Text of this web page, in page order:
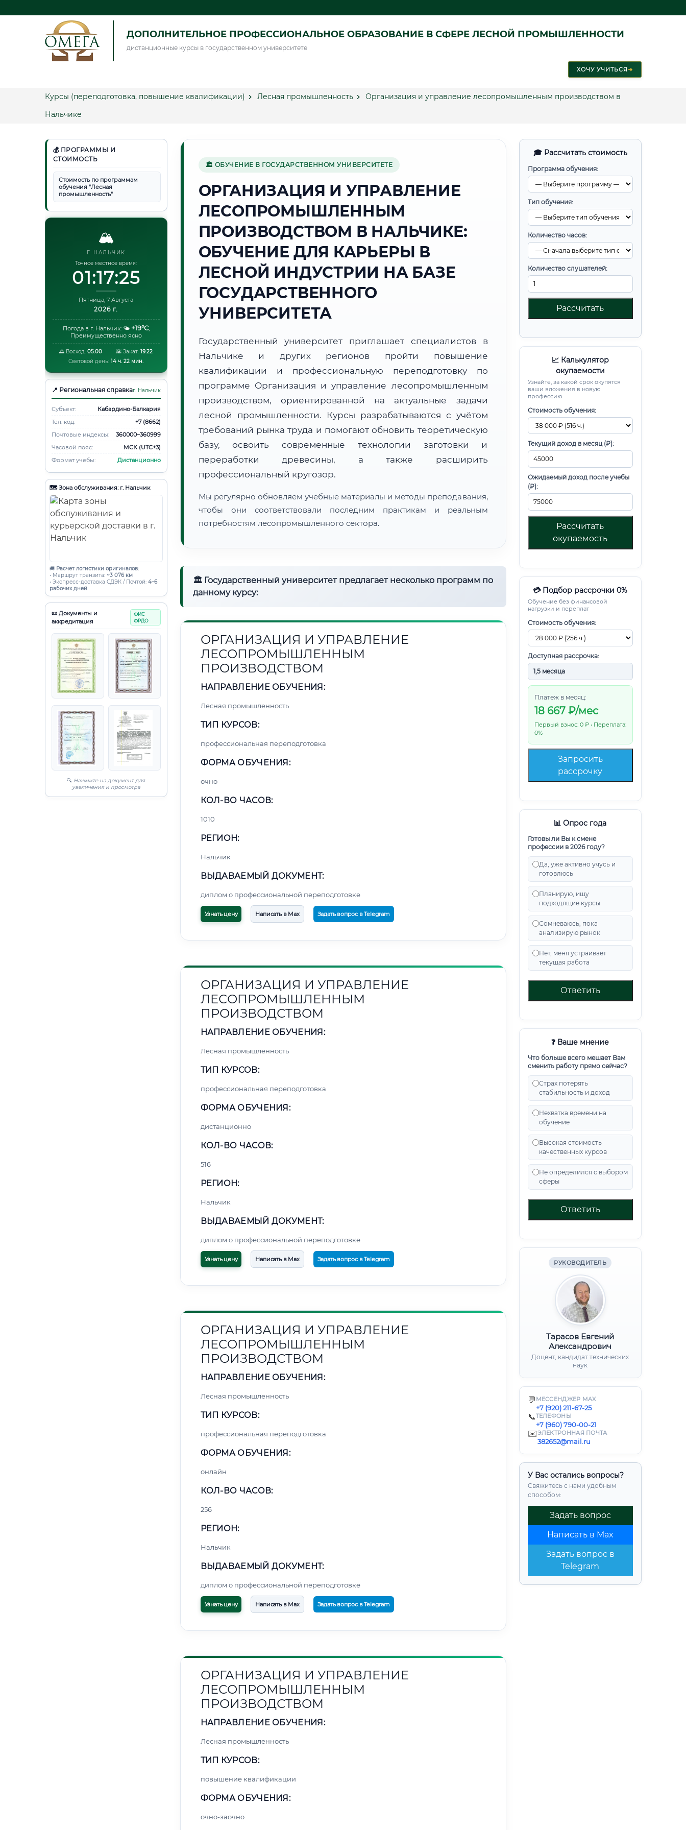
ДОПОЛНИТЕЛЬНОЕ ПРОФЕССИОНАЛЬНОЕ ОБРАЗОВАНИЕ В СФЕРЕ ЛЕСНОЙ ПРОМЫШЛЕННОСТИ
дистанционные курсы в государственном университете
ХОЧУ УЧИТЬСЯ➜
Курсы (переподготовка, повышение квалификации) Лесная промышленность
Организация и управление лесопромышленным производством в
Нальчике
💰 ПРОГРАММЫ И
СТОИМОСТЬ
Стоимость по программам
обучения "Лесная
промышленность"
🏔️
Г. НАЛЬЧИК
Точное местное время:
01:17:26
Пятница, 7 Августа
2026 г.
Погода в г. Нальчик: 🌤️ +19°C,
Преимущественно ясно
🌅 Восход:05:00 🌇 Закат: 19:22
Световой день: 14 ч. 22 мин.
📍 Региональная справкаг. Нальчик
Субъект:
Кабардино-Балкария
Тел. код:
+7 (8662)
Почтовые индексы:
360000–360999
Часовой пояс:
МСК (UTC+3)
Формат учебы:
Дистанционно
🗺️ Зона обслуживания: г. Нальчик
🚚 Расчет логистики оригиналов:
• Маршрут транзита: ~3 076 км
• Экспресс-доставка СДЭК / Почтой: 4–6
рабочих дней
📜 Документы и
аккредитация
ФИС
ФРДО
🔍 Нажмите на документ для
увеличения и просмотра
🎓 Рассчитать стоимость
Программа обучения:
Тип обучения:
Количество часов:
Количество слушателей:
Рассчитать
📈 Калькулятор
окупаемости
Узнайте, за какой срок окупятся
ваши вложения в новую
профессию
Стоимость обучения:
Текущий доход в месяц (₽):
Ожидаемый доход после учебы
(₽):
Рассчитать
окупаемость
💳 Подбор рассрочки 0%
Обучение без финансовой
нагрузки и переплат
Стоимость обучения:
Доступная рассрочка:
Платеж в месяц:
18 667₽/мес
Первый взнос: 0 ₽ • Переплата:
0%
Запросить
рассрочку
📊 Опрос года
Готовы ли Вы к смене
профессии в 2026 году?
Да, уже активно учусь и
готовлюсь
Планирую, ищу
подходящие курсы
Сомневаюсь, пока
анализирую рынок
Нет, меня устраивает
текущая работа
Ответить
❓ Ваше мнение
Что больше всего мешает Вам
сменить работу прямо сейчас?
Страх потерять
стабильность и доход
Нехватка времени на
обучение
Высокая стоимость
качественных курсов
Не определился с выбором
сферы
Ответить
РУКОВОДИТЕЛЬ
Тарасов Евгений
Александрович
Доцент, кандидат технических
наук
💬 МЕССЕНДЖЕР MAX
+7 (920) 211-67-25
📞ТЕЛЕФОНЫ
+7 (960) 790-00-21
✉️ЭЛЕКТРОННАЯ ПОЧТА
382652@mail.ru
У Вас остались вопросы?
Свяжитесь с нами удобным
способом:
Задать вопрос
Написать в Max
Задать вопрос в
Telegram
🏛 ОБУЧЕНИЕ В ГОСУДАРСТВЕННОМ УНИВЕРСИТЕТЕ
ОРГАНИЗАЦИЯ И УПРАВЛЕНИЕ
ЛЕСОПРОМЫШЛЕННЫМ
ПРОИЗВОДСТВОМ В НАЛЬЧИКЕ:
ОБУЧЕНИЕ ДЛЯ КАРЬЕРЫ В
ЛЕСНОЙ ИНДУСТРИИ НА БАЗЕ
ГОСУДАРСТВЕННОГО
УНИВЕРСИТЕТА
Государственный университет приглашает специалистов в
Нальчике и других регионов пройти повышение
квалификации и профессиональную переподготовку по
программе Организация и управление лесопромышленным
производством, ориентированной на актуальные задачи
лесной промышленности. Курсы разрабатываются с учётом
требований рынка труда и помогают обновить теоретическую
базу, освоить современные технологии заготовки и
переработки древесины, а также расширить
профессиональный кругозор.
Мы регулярно обновляем учебные материалы и методы преподавания,
чтобы они соответствовали последним практикам и реальным
потребностям лесопромышленного сектора.
🏛 Государственный университет предлагает несколько программ по
данному курсу:
ОРГАНИЗАЦИЯ И УПРАВЛЕНИЕ
ЛЕСОПРОМЫШЛЕННЫМ
ПРОИЗВОДСТВОМ
НАПРАВЛЕНИЕ ОБУЧЕНИЯ:
Лесная промышленность
ТИП КУРСОВ:
профессиональная переподготовка
ФОРМА ОБУЧЕНИЯ:
очно
КОЛ-ВО ЧАСОВ:
1010
РЕГИОН:
Нальчик
ВЫДАВАЕМЫЙ ДОКУМЕНТ:
диплом о профессиональной переподготовке
Узнать цену Написать в Max Задать вопрос в Telegram
ОРГАНИЗАЦИЯ И УПРАВЛЕНИЕ
ЛЕСОПРОМЫШЛЕННЫМ
ПРОИЗВОДСТВОМ
НАПРАВЛЕНИЕ ОБУЧЕНИЯ:
Лесная промышленность
ТИП КУРСОВ:
профессиональная переподготовка
ФОРМА ОБУЧЕНИЯ:
дистанционно
КОЛ-ВО ЧАСОВ:
516
РЕГИОН:
Нальчик
ВЫДАВАЕМЫЙ ДОКУМЕНТ:
диплом о профессиональной переподготовке
Узнать цену Написать в Max Задать вопрос в Telegram
ОРГАНИЗАЦИЯ И УПРАВЛЕНИЕ
ЛЕСОПРОМЫШЛЕННЫМ
ПРОИЗВОДСТВОМ
НАПРАВЛЕНИЕ ОБУЧЕНИЯ:
Лесная промышленность
ТИП КУРСОВ:
профессиональная переподготовка
ФОРМА ОБУЧЕНИЯ:
онлайн
КОЛ-ВО ЧАСОВ:
256
РЕГИОН:
Нальчик
ВЫДАВАЕМЫЙ ДОКУМЕНТ:
диплом о профессиональной переподготовке
Узнать цену Написать в Max Задать вопрос в Telegram
ОРГАНИЗАЦИЯ И УПРАВЛЕНИЕ
ЛЕСОПРОМЫШЛЕННЫМ
ПРОИЗВОДСТВОМ
НАПРАВЛЕНИЕ ОБУЧЕНИЯ:
Лесная промышленность
ТИП КУРСОВ:
повышение квалификации
ФОРМА ОБУЧЕНИЯ:
очно-заочно